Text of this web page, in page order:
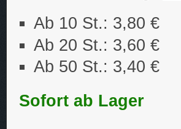
Ab 10 St.: 3,80 €
Ab 20 St.: 3,60 €
Ab 50 St.: 3,40 €
Sofort ab Lager